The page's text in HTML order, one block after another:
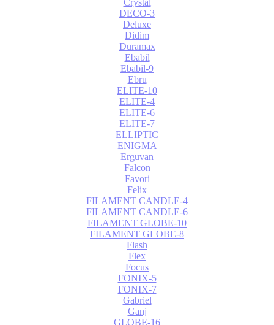
DECO-3
Deluxe
Didim
Duramax
Ebabil
Ebabil-9
Ebru
ELITE-10
ELITE-4
ELITE-6
ELITE-7
ELLIPTIC
ENIGMA
Erguvan
Falcon
Favori
Felix
FILAMENT CANDLE-4
FILAMENT CANDLE-6
FILAMENT GLOBE-10
FILAMENT GLOBE-8
Flash
Flex
Focus
FONIX-5
FONIX-7
Gabriel
Ganj
GLOBE-16